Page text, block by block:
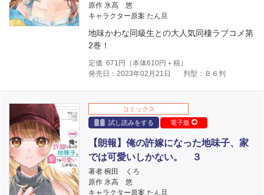
原作 氷高 悠
キャラクター原案 たん旦
地味かわな同級生との大人気同棲ラブコメ第
2巻！
定価 671 円（本体610円＋税）
発売日：2023年02月21日
判型：Ｂ６判
コミックス
試し読みをする
電子版
【朗報】俺の許嫁になった地味子、家
では可愛いしかない。 ３
著者 椀田 くろ
原作 氷高 悠
キャラクター原案 たん旦